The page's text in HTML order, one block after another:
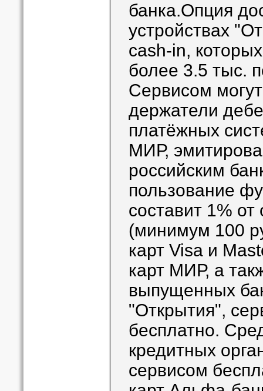
банка.Опция
устройствах
cash-in,
более 3.5 тыс.
Сервисом
держатели
платёжных
МИР,
российским
пользование
составит 1%
(минимум 100
карт Visa и
карт МИР, а
выпущенных
"Открытия",
бесплатно.
кредитных
сервисом